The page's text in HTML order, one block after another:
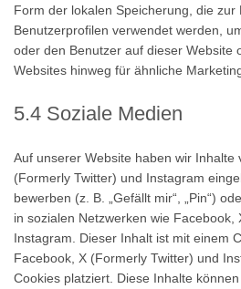
Form der lokalen Speicherung, die zur
Benutzerprofilen verwendet werden,
oder den Benutzer auf dieser Website
Websites hinweg für ähnliche
5.4 Soziale Medien
Auf unserer Website haben wir Inhalte
(Formerly Twitter) und Instagram
bewerben (z. B. „Gefällt mir“, „Pin“)
in sozialen Netzwerken wie Facebook,
Instagram. Dieser Inhalt ist mit einem
Facebook, X (Formerly Twitter) und
Cookies platziert. Diese Inhalte